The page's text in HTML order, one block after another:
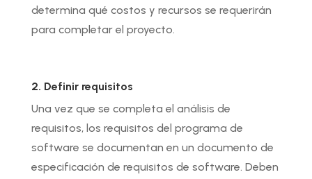
determina qué costos y recursos se requerirán
para completar el proyecto.
2. Definir requisitos
Una vez que se completa el análisis de
requisitos, los requisitos del programa de
software se documentan en un documento de
especificación de requisitos de software. Deben